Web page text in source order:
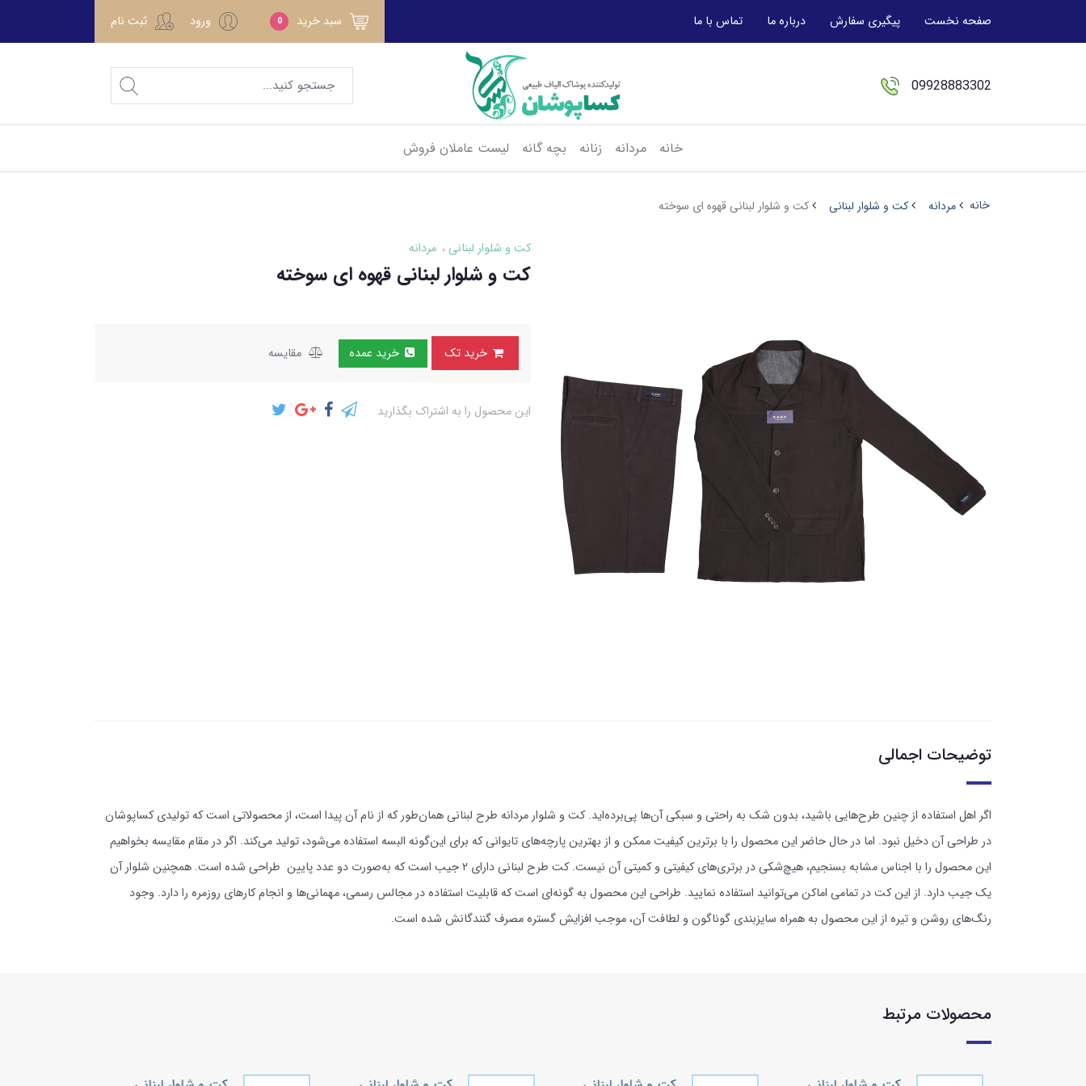
صفحه نخست پیگیری سفارش درباره ما تماس با ما سبد خرید 0 ورود ثبت نام
09928883302
خانه مردانه زنانه بچه گانه لیست عاملان فروش
خانه مردانه کت و شلوار لبنانی کت و شلوار لبنانی قهوه ای سوخته
کت و شلوار لبنانی مردانه
کت و شلوار لبنانی قهوه ای سوخته
خرید تک خرید عمده مقایسه
این محصول را به اشتراک بگذارید
توضیحات اجمالی
اگر اهل استفاده از چنین طرح‌هایی باشید، بدون شک به راحتی و سبکی آن‌ها پی‌برده‌اید. کت و شلوار مردانه طرح لبنانی همان‌طور که از نام آن پیدا است، از محصولاتی است که تولیدی کساپوشان
در طراحی آن دخیل نبود. اما در حال حاضر این محصول را با برترین کیفیت ممکن و از بهترین پارچه‌های تایوانی که برای این‌گونه البسه استفاده می‌شود، تولید می‌کند. اگر در مقام مقایسه بخواهیم
این محصول را با اجناس مشابه بسنجیم، هیچ‌شکی در برتری‌های کیفیتی و کمیتی آن نیست. کت طرح لبنانی دارای ۲ جیب است که به‌صورت دو عدد پایین طراحی شده است. همچنین شلوار آن
یک جیب دارد. از این کت در تمامی اماکن می‌توانید استفاده نمایید. طراحی این محصول به گونه‌ای است که قابلیت استفاده در مجالس رسمی، مهمانی‌ها و انجام کارهای روزمره را دارد. وجود
رنگ‌های روشن و تیره از این محصول به همراه سایزبندی گوناگون و لطافت آن، موجب افزایش گستره مصرف ‌گنندگانش شده است.
محصولات مرتبط